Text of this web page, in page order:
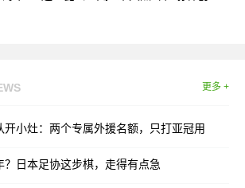
更多 +
开小灶：两个专属外援名额，只打亚冠用
？日本足协这步棋，走得有点急